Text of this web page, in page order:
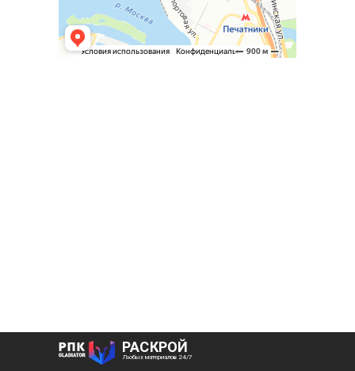
Любых материалов 24/7
РАСКРОЙ